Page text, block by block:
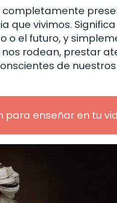
completamente
que vivimos.
o el futuro, y
rodean, prestar
de
para enseñar en tu